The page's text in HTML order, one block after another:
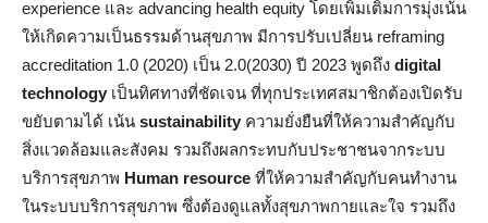
experience และ advancing health equity โดยเพิ่มเติมการมุ่งเน้น
ให้เกิดความเป็นธรรมด้านสุขภาพ มีการปรับเปลี่ยน reframing
accreditation 1.0 (2020) เป็น 2.0(2030) ปี 2023 พูดถึง digital
technology เป็นทิศทางที่ชัดเจน ที่ทุกประเทศสมาชิกต้องเปิดรับ
ขยับตามได้ เน้น sustainability ความยั่งยืนที่ให้ความสำคัญกับ
สิ่งแวดล้อมและสังคม รวมถึงผลกระทบกับประชาชนจากระบบ
บริการสุขภาพ Human resource ที่ให้ความสำคัญกับคนทำงาน
ในระบบบริการสุขภาพ ซึ่งต้องดูแลทั้งสุขภาพกายและใจ รวมถึง